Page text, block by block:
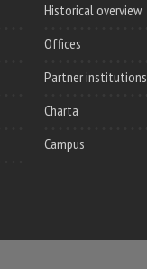
Historical overview
Offices
Partner institutions
Charta
Campus